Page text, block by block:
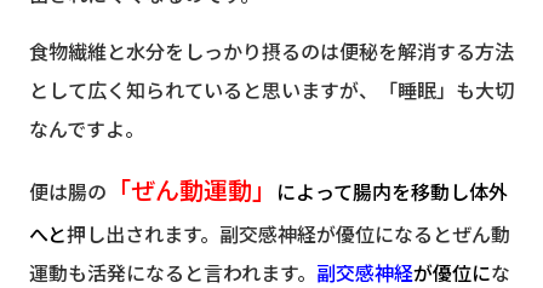
食物繊維と水分をしっかり摂るのは便秘を解消する方法
として広く知られていると思いますが、
「睡眠」 も大切
なんですよ。
便は腸の 「ぜん動運動」
によって腸内を移動し体外
へと押し出されます。副交感神経が優位になるとぜん動
運動も活発になると言われます。 副交感神経が優位にな